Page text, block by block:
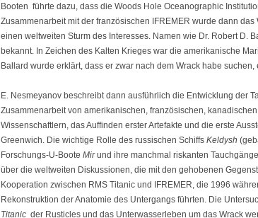
Booten führte dazu, dass die Woods Hole Oceanographic
Zusammenarbeit mit der französischen IFREMER wurde dann
einen weltweiten Sturm des Interesses. Namen wie Dr. Robert D.
bekannt. In Zeichen des Kalten Krieges war die amerikanische
Ballard wurde erklärt, dass er zwar nach dem Wrack habe
E. Nesmeyanov beschreibt dann ausführlich die Entwicklung der
Zusammenarbeit von amerikanischen, französischen,
Wissenschaftlern, das Auffinden erster Artefakte und die erste
Greenwich. Die wichtige Rolle des russischen Schiffs Keldysh
Forschungs-U-Boote Mirund ihre manchmal riskanten
über die weltweiten Diskussionen, die mit den gehobenen
Kooperation zwischen RMS Titanic und IFREMER, die 1996
Rekonstruktion der Anatomie des Untergangs führten. Die
Titanic der Rusticles und das Unterwasserleben um das Wrack